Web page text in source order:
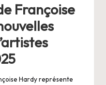
Françoise
Hardy représente